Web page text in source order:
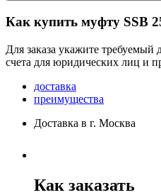
Как купить муфту SSB
Для заказа укажите
счета для юридических лиц и
доставка
преимущества
Доставка в г. Москва
Как заказать